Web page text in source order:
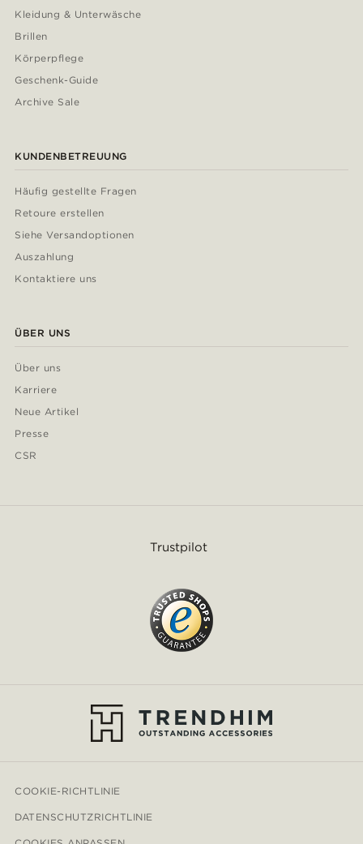
Kleidung & Unterwäsche
Brillen
Körperpflege
Geschenk-Guide
Archive Sale
KUNDENBETREUUNG
Häufig gestellte Fragen
Retoure erstellen
Siehe Versandoptionen
Auszahlung
Kontaktiere uns
ÜBER UNS
Über uns
Karriere
Neue Artikel
Presse
CSR
Trustpilot
COOKIE-RICHTLINIE
DATENSCHUTZRICHTLINIE